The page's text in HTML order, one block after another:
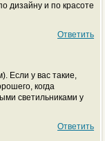
дизайну и по красоте
Ответить
Если у вас такие,
когда
светильниками у
Ответить